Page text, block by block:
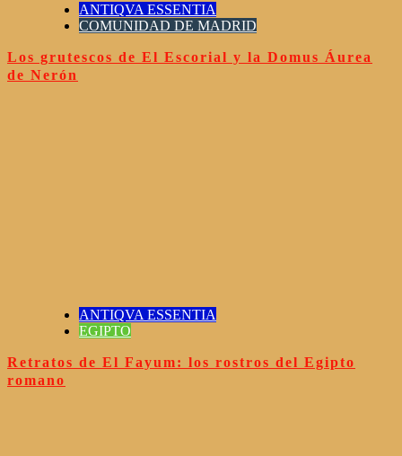
ANTIQVA ESSENTIA
COMUNIDAD DE MADRID
Los grutescos de El Escorial y la Domus Áurea
de Nerón
ANTIQVA ESSENTIA
EGIPTO
Retratos de El Fayum: los rostros del Egipto
romano